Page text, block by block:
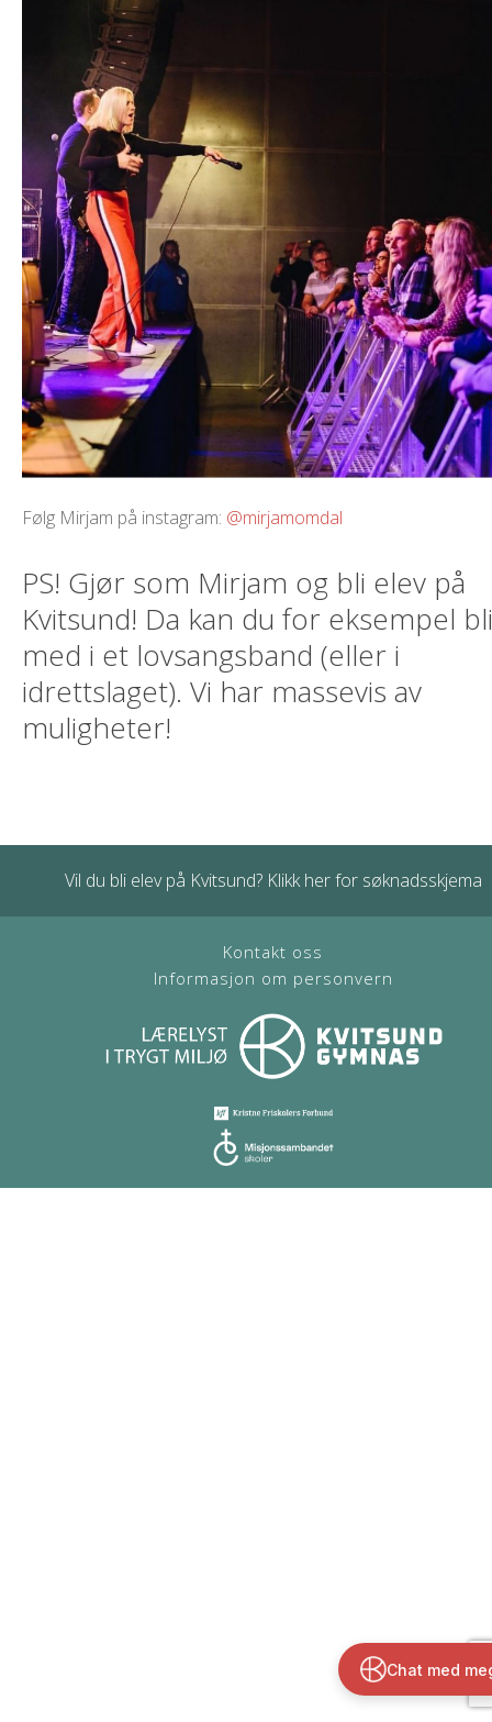
Følg Mirjam på instagram: @mirjamomdal
PS! Gjør som Mirjam og bli elev på
Kvitsund! Da kan du for eksempel bli
med i et lovsangsband (eller i
idrettslaget). Vi har massevis av
muligheter!
Vil du bli elev på Kvitsund? Klikk her for søknadsskjema
Kontakt oss
Informasjon om personvern